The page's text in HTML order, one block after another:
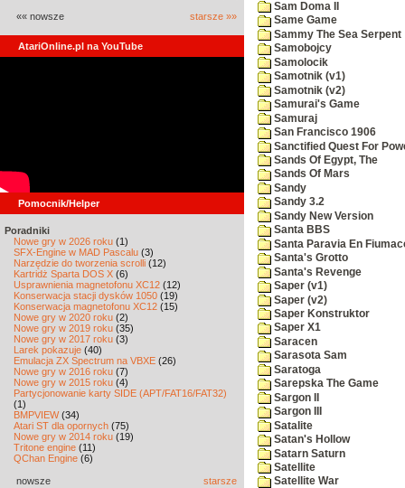
«« nowsze starsze »»
AtariOnline.pl na YouTube
Pomocnik/Helper
Poradniki
Nowe gry w 2026 roku (1)
SFX-Engine w MAD Pascalu (3)
Narzędzie do tworzenia scrolli (12)
Kartridż Sparta DOS X (6)
Usprawnienia magnetofonu XC12 (12)
Konserwacja stacji dysków 1050 (19)
Konserwacja magnetofonu XC12 (15)
Nowe gry w 2020 roku (2)
Nowe gry w 2019 roku (35)
Nowe gry w 2017 roku (3)
Larek pokazuje (40)
Emulacja ZX Spectrum na VBXE (26)
Nowe gry w 2016 roku (7)
Nowe gry w 2015 roku (4)
Partycjonowanie karty SIDE (APT/FAT16/FAT32)
(1)
BMPVIEW(34)
Atari ST dla opornych (75)
Nowe gry w 2014 roku (19)
Tritone engine (11)
QChan Engine (6)
nowsze starsze
Sam Doma II
Same Game
Sammy The Sea Serpent
Samobojcy
Samolocik
Samotnik (v1)
Samotnik (v2)
Samurai's Game
Samuraj
San Francisco 1906
Sanctified Quest For
Sands Of Egypt, The
Sands Of Mars
Sandy
Sandy 3.2
Sandy New Version
Santa BBS
Santa Paravia En
Santa's Grotto
Santa's Revenge
Saper (v1)
Saper (v2)
Saper Konstruktor
Saper X1
Saracen
Sarasota Sam
Saratoga
Sarepska The Game
Sargon II
Sargon III
Satalite
Satan's Hollow
Satarn Saturn
Satellite
Satellite War